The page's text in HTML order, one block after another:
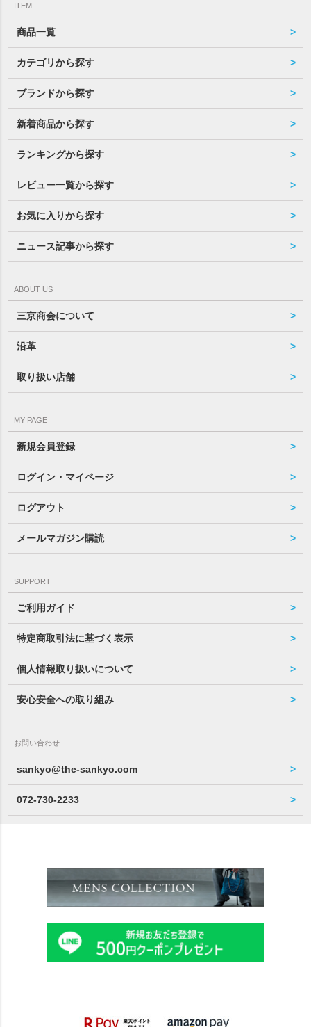
ITEM
商品一覧
カテゴリから探す
ブランドから探す
新着商品から探す
ランキングから探す
レビュー一覧から探す
お気に入りから探す
ニュース記事から探す
ABOUT US
三京商会について
沿革
取り扱い店舗
MY PAGE
新規会員登録
ログイン・マイページ
ログアウト
メールマガジン購読
SUPPORT
ご利用ガイド
特定商取引法に基づく表示
個人情報取り扱いについて
安心安全への取り組み
お問い合わせ
sankyo@the-sankyo.com
072-730-2233